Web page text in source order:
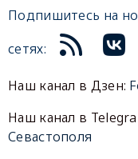
Подпишитесь на
сетях:
Наш канал в Дзен:
Наш канал в
Севастополя